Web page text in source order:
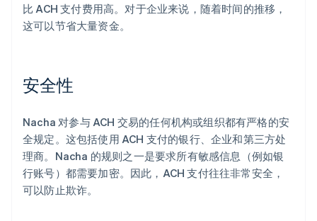
比 ACH 支付费用高。对于企业来说，随着时间的推移，
这可以节省大量资金。
安全性
Nacha 对参与 ACH 交易的任何机构或组织都有严格的安
全规定。这包括使用 ACH 支付的银行、企业和第三方处
理商。Nacha 的规则之一是要求所有敏感信息（例如银
行账号）都需要加密。因此，ACH 支付往往非常安全，
可以防止欺诈。